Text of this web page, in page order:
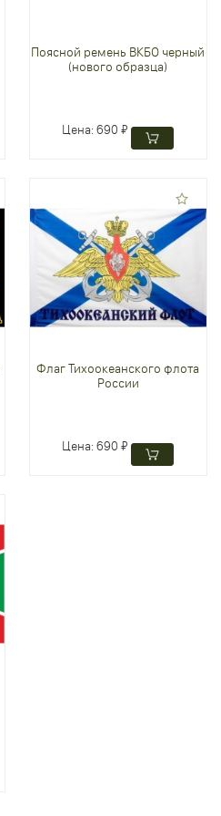
Поясной ремень ВКБО черный
(нового образца)
Цена:690 ₽
Флаг Тихоокеанского флота
России
Цена:690 ₽